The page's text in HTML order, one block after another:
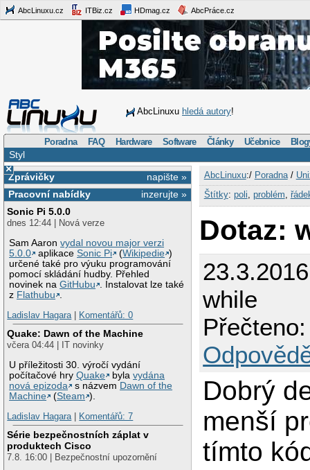
AbcLinuxu.cz ITBiz.cz HDmag.cz AbcPráce.cz
AbcLinuxu hledá autory!
Poradna FAQ Hardware Software Články Učebnice
Styl
×
napište »
Zprávičky
inzerujte »
Pracovní nabídky
Sonic Pi 5.0.0
dnes 12:44 | Nová verze
Sam Aaronvydal novou major verzi
5.0.0
aplikaceSonic Pi (Wikipedie )
určené také pro výuku programování
pomocí skládání hudby. Přehled
novinek naGitHubu
. Instalovat lze také
z Flathubu
Ladislav Hagara| Komentářů: 0
Quake: Dawn of the Machine
včera 04:44 | IT novinky
U příležitosti 30. výročí vydání
počítačové hryQuake bylavydána
nová epizoda
s názvem Dawn of the
Machine
(Steam ).
Ladislav Hagara| Komentářů: 7
Série bezpečnostních záplat v
produktech Cisco
7.8. 16:00 | Bezpečnostní upozornění
AbcLinuxu:/ Poradna/
Štítky: poli problém
Dotaz:
while
Dobrý
menší
tímto